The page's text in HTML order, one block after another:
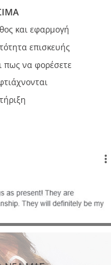
και εφαρμογή
επισκευής
πως να φορέσετε